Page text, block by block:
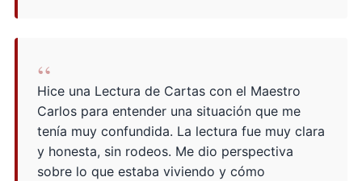
“
Hice una Lectura de Cartas con el Maestro
Carlos para entender una situación que me
tenía muy confundida. La lectura fue muy clara
y honesta, sin rodeos. Me dio perspectiva
sobre lo que estaba viviendo y cómo